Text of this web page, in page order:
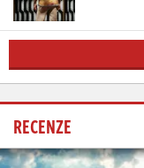
RECENZE